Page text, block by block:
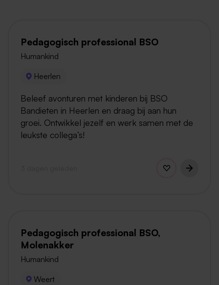
Pedagogisch professional BSO
Humankind
Heerlen
Beleef avonturen met kinderen bij BSO
Bandieten in Heerlen en draag bij aan hun
groei. Ontwikkel jezelf en werk samen met de
leukste collega’s!
Pedagogisch professional BSO,
Molenakker
Humankind
Weert